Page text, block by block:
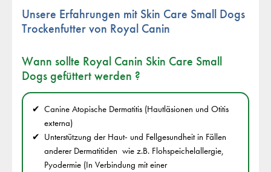
Unsere Erfahrungen mit Skin Care Small Dogs
Trockenfutter von Royal Canin
Wann sollte Royal Canin Skin Care Small
Dogs gefüttert werden ?
Canine Atopische Dermatitis (Hautläsionen und Otitis
externa)
Unterstützung der Haut- und Fellgesundheit in Fällen
anderer Dermatitiden wie z.B. Flohspeichelallergie,
Pyodermie (In Verbindung mit einer